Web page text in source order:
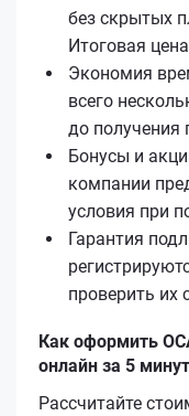
без скрытых
Итоговая
Экономия
всего
до получения
Бонусы и
компании
условия при
Гарантия
проверить их
Как оформить
онлайн за 5
Рассчитайте